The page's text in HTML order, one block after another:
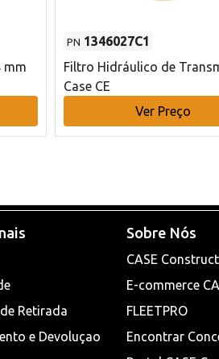
mm
PN 1346027C1
Filtro Hidráulico de
Case CE
Ver Preço
Retirada
e Devoluçao
Sobre Nós
CASE
E-commerce
FLEETPRO
Encontrar